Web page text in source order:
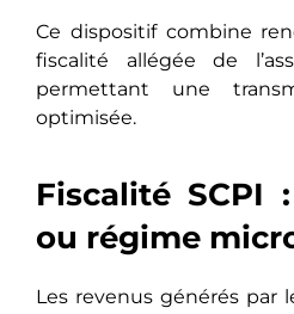
Ce dispositif combine
fiscalité allégée de
permettant une
optimisée.
Fiscalité SCPI
ou régime
Les revenus générés par